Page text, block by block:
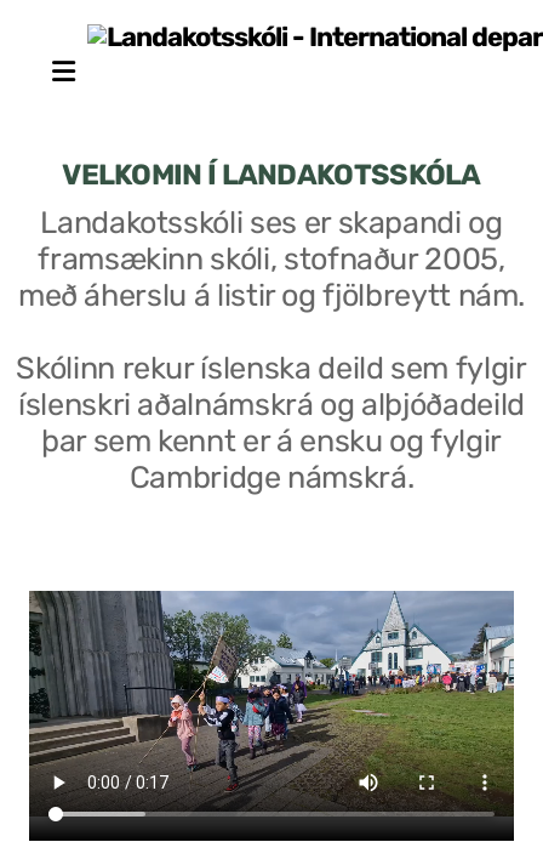
VELKOMIN Í LANDAKOTSSKÓLA
Landakotsskóli ses er skapandi og
framsækinn skóli, stofnaður 2005,
með áherslu á listir og fjölbreytt nám.
Skólinn rekur íslenska deild sem fylgir
íslenskri aðalnámskrá og alþjóðadeild
þar sem kennt er á ensku og fylgir
Cambridge námskrá.
Stjórn sjálfseignarstofnunar
Skólaráð
Fundargerðir skólaráðs
Stjórnendateymi
Skólareglur
Starfsáætlun
Frístund
Upplýsingar um innritun